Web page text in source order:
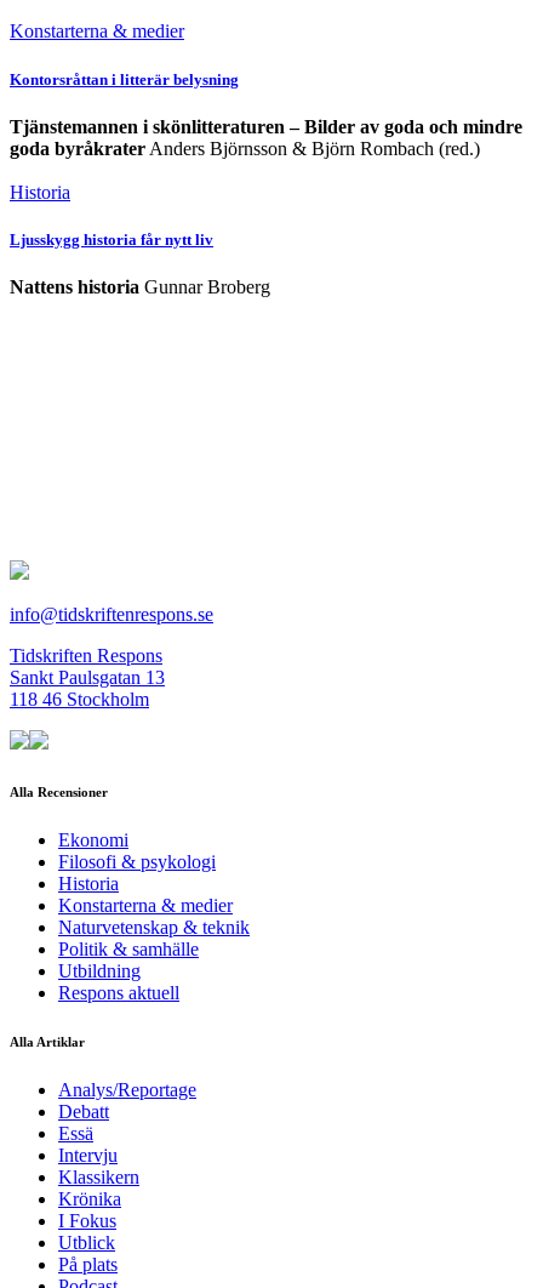
Konstarterna & medier
Kontorsråttan i litterär belysning
Tjänstemannen i skönlitteraturen – Bilder av goda och mindre
goda byråkrater Anders Björnsson & Björn Rombach (red.)
Historia
Ljusskygg historia får nytt liv
Nattens historia Gunnar Broberg
info@tidskriftenrespons.se
Tidskriften Respons
Sankt Paulsgatan 13
118 46 Stockholm
Alla Recensioner
Ekonomi
Filosofi & psykologi
Historia
Konstarterna & medier
Naturvetenskap & teknik
Politik & samhälle
Utbildning
Respons aktuell
Alla Artiklar
Analys/Reportage
Debatt
Essä
Intervju
Klassikern
Krönika
I Fokus
Utblick
På plats